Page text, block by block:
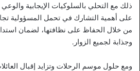
ذلك مع التحلي بالسلوكيات الإيجابية
على أهمية التشارك في تحمل المسؤولية تجاه
من خلال الحفاظ على نظافتها، لضمان
وجذابة لجميع الزوار.
ومع حلول موسم الرحلات وتزايد إقبال